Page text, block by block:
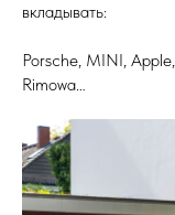
вкладывать:
Porsche, MINI,
Rimowa…